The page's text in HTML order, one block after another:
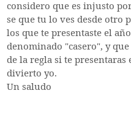
considero que es injusto
se que tu lo ves desde otro
los que te presentaste el
denominado "casero", y
de la regla si te presentaras
divierto yo.
Un saludo